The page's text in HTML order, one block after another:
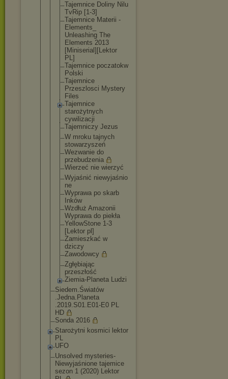
Tajemnice Doliny Nilu
TvRip [1-3]
Tajemnice Materii -
Elements_
Unleashing The
Elements 2013
[Miniserial ][Lektor
PL]
Tajemnice poczatokw
Polski
Tajemnice
Przeszlosci Mystery
Files
Tajemnice
starożytnyc h
cywilizacji
Tajemniczy Jezus
W mroku tajnych
stowarzyszeń
Wezwanie do
przebudzenia
Wierzeć nie wierzyć
Wyjaśnić niewyjaśnio
ne
Wyprawa po skarb
Inków
Wzdłuż Amazonii
Wyprawa do piekła
YellowStone 1-3
[Lektor pl]
Zamieszkać w
dziczy
Zawodowcy
Zgłębiając
przeszłość
Ziemia-Planeta Ludzi
Siedem.Światów
.Jedna.Planeta
.2019.S01.E01-E0 PL
HD
Sonda 2016
Starożytni kosmici lektor
PL
UFO
Unsolved mysteries-
Niewyjaśnione tajemice
sezon 1 (2020) Lektor